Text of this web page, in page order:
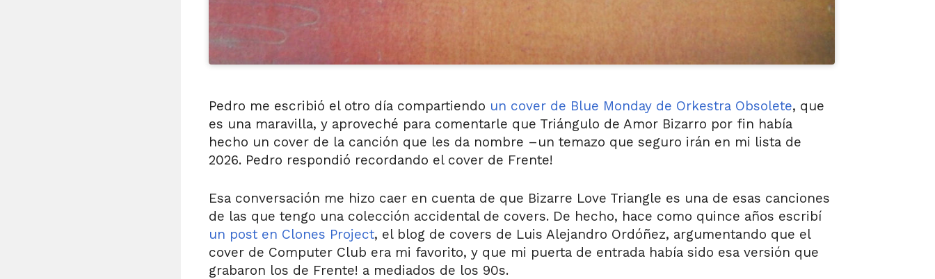
Pedro me escribió el otro día compartiendo un cover de Blue Monday de Orkestra Obsolete, que
es una maravilla, y aproveché para comentarle que Triángulo de Amor Bizarro por fin había
hecho un cover de la canción que les da nombre –un temazo que seguro irán en mi lista de
2026. Pedro respondió recordando el cover de Frente!
Esa conversación me hizo caer en cuenta de que Bizarre Love Triangle es una de esas canciones
de las que tengo una colección accidental de covers. De hecho, hace como quince años escribí
un post en Clones Project, el blog de covers de Luis Alejandro Ordóñez, argumentando que el
cover de Computer Club era mi favorito, y que mi puerta de entrada había sido esa versión que
grabaron los de Frente! a mediados de los 90s.